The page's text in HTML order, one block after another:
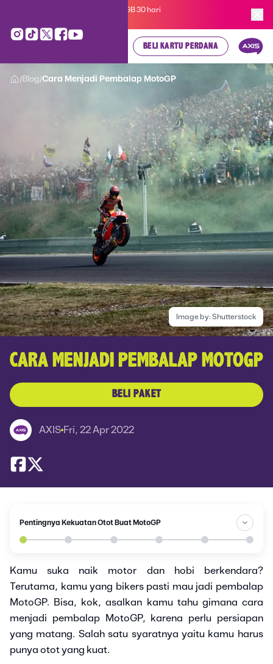
Kartu Perdana AXIS Suka-Suka 3GB 30 hari
BELI KARTU PERDANA
/Blog/Cara Menjadi Pembalap MotoGP
Image by:Shutterstock
CARA MENJADI PEMBALAP MOTOGP
BELI PAKET
AXIS Fri, 22 Apr 2022
Pentingnya Kekuatan Otot Buat MotoGP
Kamu suka naik motor dan hobi berkendara?
Terutama, kamu yang bikers pasti mau jadi pembalap
MotoGP. Bisa, kok, asalkan kamu tahu gimana cara
menjadi pembalap MotoGP, karena perlu persiapan
yang matang. Salah satu syaratnya yaitu kamu harus
punya otot yang kuat.